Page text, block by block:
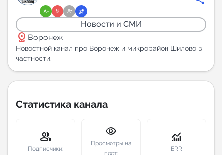
Каталог ботов
Горящие предложения
Индекс читаемости каналов в Telegram
New
New
Индивидуальное сопровождение
Новости и СМИ
distance Воронеж
Новостной канал про Воронеж и микрорайон Шилово в
частности.
Статистика канала
group
Подписчики:
visibility
Просмотры на
пост:
monitoring
ERR